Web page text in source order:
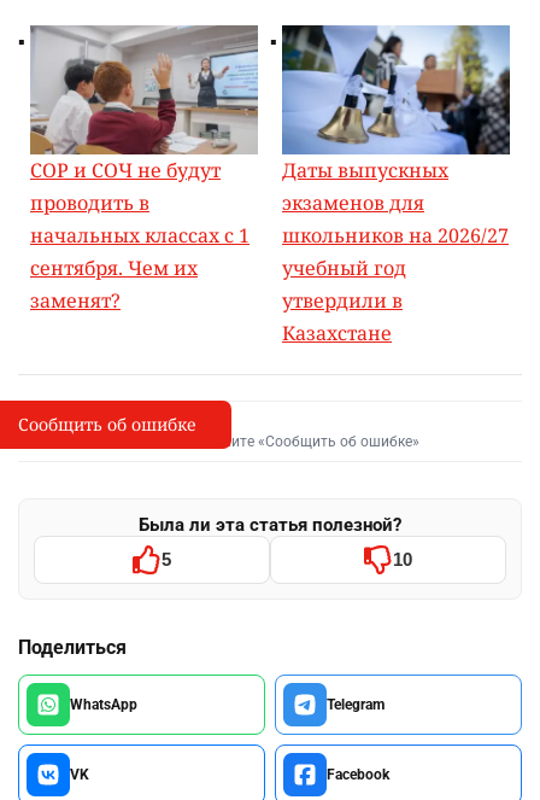
СОР и СОЧ не будут
проводить в
начальных классах с 1
сентября. Чем их
заменят?
Даты выпускных
экзаменов для
школьников на 2026/27
учебный год
утвердили в
Казахстане
I
Сообщить об опечатке
Выделите фрагмент и нажмите «Сообщить об ошибке»
Была ли эта статья полезной?
5 10
Поделиться
WhatsApp Telegram
VK Facebook
Сообщить об ошибке